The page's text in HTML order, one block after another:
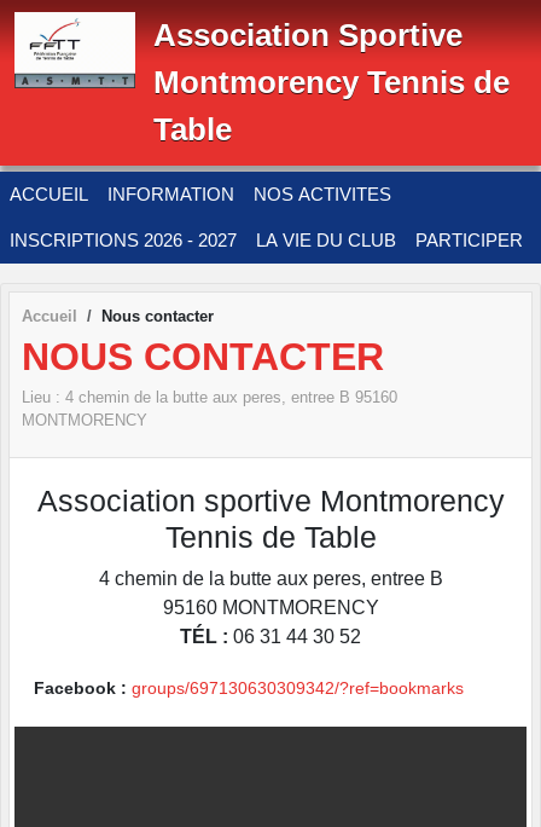
Association Sportive
Montmorency Tennis de
Table
ACCUEIL INFORMATION NOS ACTIVITES
INSCRIPTIONS 2026 - 2027 LA VIE DU CLUB PARTICIPER
Accueil Nous contacter
NOUS CONTACTER
Lieu : 4 chemin de la butte aux peres, entree B 95160
MONTMORENCY
Association sportive Montmorency
Tennis de Table
4 chemin de la butte aux peres, entree B
95160 MONTMORENCY
TÉL : 06 31 44 30 52
Facebook : groups/697130630309342/?ref=bookmarks
Panneau de gestion des cookies